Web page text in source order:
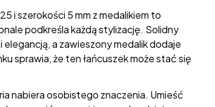
i szerokości 5 mm z medalikiem to
podkreśla każdą stylizację. Solidny
a zawieszony medalik dodaje
sprawia, że ten łańcuszek może stać się
nabiera osobistego znaczenia. Umieść